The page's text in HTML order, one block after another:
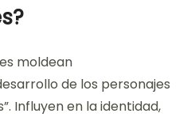
moldean
de los personajes
Influyen en la identidad,